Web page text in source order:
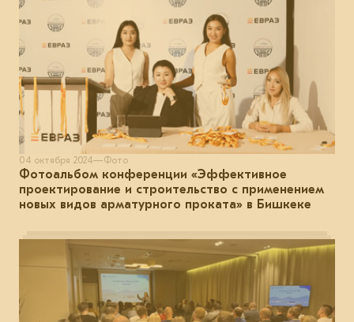
04 октября 2024—Фото
Фотоальбом конференции «Эффективное
проектирование и строительство с применением
новых видов арматурного проката» в Бишкеке